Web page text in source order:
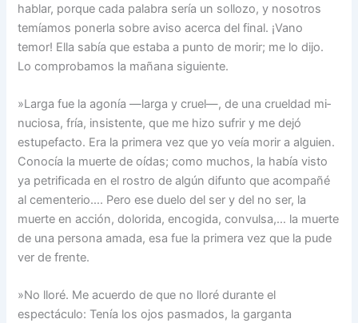
hablar, porque cada palabra se­ría un sollozo, y nosotros
temíamos ponerla sobre aviso acer­ca del final. ¡Vano
temor! Ella sabía que estaba a punto de morir; me lo dijo.
Lo comprobamos la mañana siguiente.
»Larga fue la agonía —larga y cruel—, de una crueldad mi­
nuciosa, fría, insistente, que me hizo sufrir y me dejó
estupe­facto. Era la primera vez que yo veía morir a alguien.
Co­nocía la muerte de oídas; como muchos, la había visto
ya petrificada en el rostro de algún difunto que acompañé
al cementerio…. Pero ese duelo del ser y del no ser, la
muerte en ac­ción, dolorida, encogida, convulsa,… la muerte
de una persona amada, esa fue la prime­ra vez que la pude
ver de frente.
»No lloré. Me acuerdo de que no lloré durante el
espectáculo: Tenía los ojos pasma­dos, la garganta